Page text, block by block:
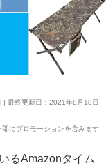
最終更新日：2021年8月18日
部にプロモーションを含みます
るAmazonタイム